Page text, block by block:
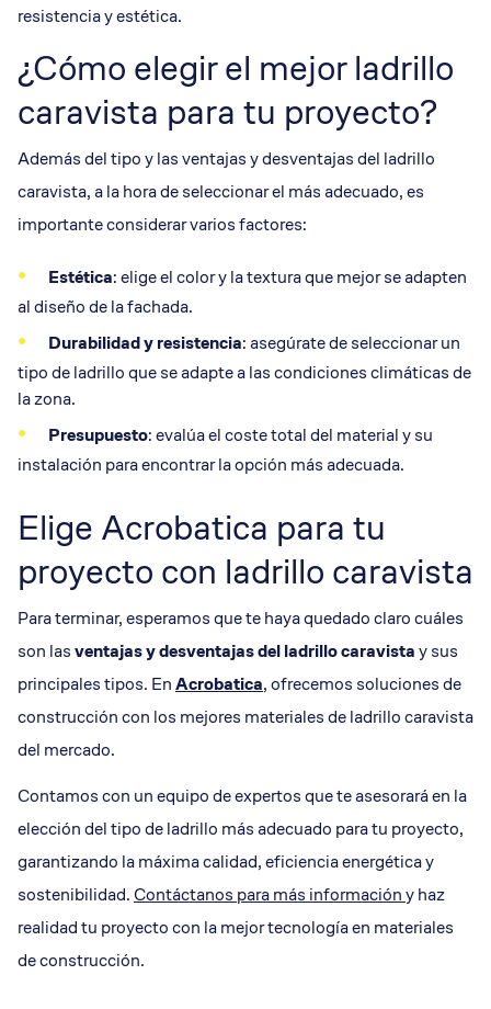
resistencia y estética.
¿Cómo elegir el mejor ladrillo
caravista para tu proyecto?
Además del tipo y las ventajas y desventajas del ladrillo
caravista, a la hora de seleccionar el más adecuado, es
importante considerar varios factores:
Estética: elige el color y la textura que mejor se adapten
al diseño de la fachada.
Durabilidadyresistencia: asegúrate de seleccionar un
tipo de ladrillo que se adapte a las condiciones climáticas de
la zona.
Presupuesto: evalúa el coste total del material y su
instalación para encontrar la opción más adecuada.
Elige Acrobatica para tu
proyecto con ladrillo caravista
Para terminar, esperamos que te haya quedado claro cuáles
son lasventajas y desventajas del ladrillo caravistay sus
principales tipos. EnAcrobatica, ofrecemos soluciones de
construcción con los mejores materiales de ladrillo caravista
del mercado.
Contamos con un equipo de expertos que te asesorará en la
elección del tipo de ladrillo más adecuado para tu proyecto,
garantizando la máxima calidad, eficiencia energética y
sostenibilidad.Contáctanos para más informacióny haz
realidad tu proyecto con la mejor tecnología en materiales
de construcción.